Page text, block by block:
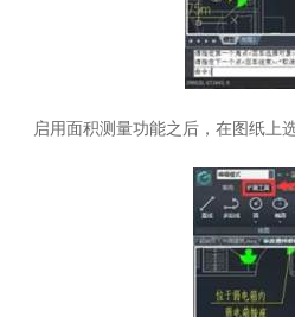
启用面积测量功能之后，在图纸上